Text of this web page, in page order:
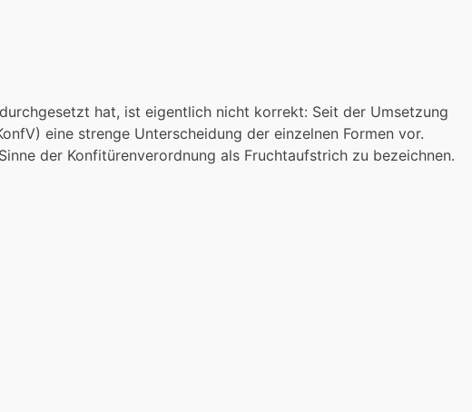
hat, ist eigentlich nicht korrekt: Seit der Umsetzung
eine strenge Unterscheidung der einzelnen Formen vor.
der Konfitürenverordnung als Fruchtaufstrich zu bezeichnen.